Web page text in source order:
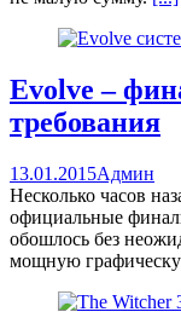
Evolve –
требования
13.01.2015Админ
Несколько часов
официальные
обошлось без
мощную